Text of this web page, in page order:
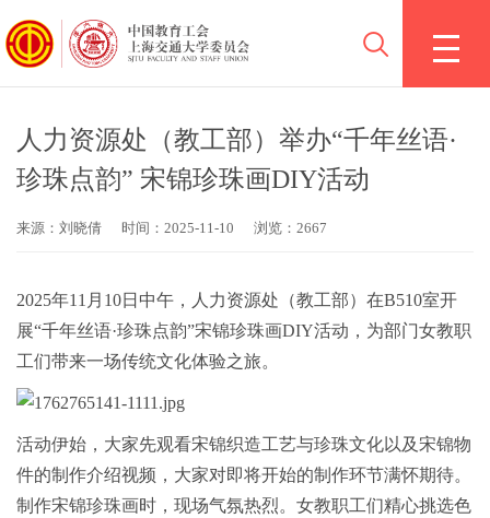
人力资源处（教工部）举办“千年丝语·
珍珠点韵” 宋锦珍珠画DIY活动
来源：刘晓倩 时间：2025-11-10 浏览：2667
2025年11月10日中午，人力资源处（教工部）在B510室开
展“千年丝语·珍珠点韵”宋锦珍珠画DIY活动，为部门女教职
工们带来一场传统文化体验之旅。
活动伊始，大家先观看宋锦织造工艺与珍珠文化以及宋锦物
件的制作介绍视频，大家对即将开始的制作环节满怀期待。
制作宋锦珍珠画时，现场气氛热烈。女教职工们精心挑选色